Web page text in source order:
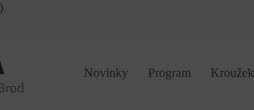
)
Novinky Program Kroužek